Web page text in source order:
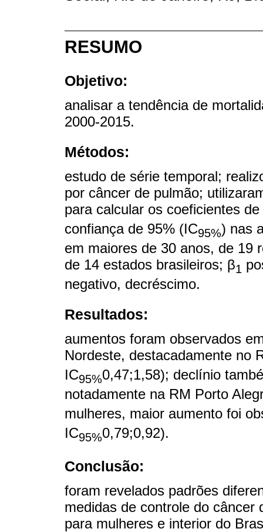
RESUMO
Objetivo:
analisar a tendência de
2000-2015.
Métodos:
estudo de série temporal;
por câncer de pulmão;
para calcular os coeficientes
confiança de 95% (IC95%) nas
em maiores de 30 anos, de 19
de 14 estados brasileiros; β1
negativo, decréscimo.
Resultados:
aumentos foram observados
Nordeste, destacadamente no
IC95%0,47;1,58); declínio
notadamente na RM Porto
mulheres, maior aumento foi
IC95%0,79;0,92).
Conclusão:
foram revelados padrões
medidas de controle do câncer
para mulheres e interior do